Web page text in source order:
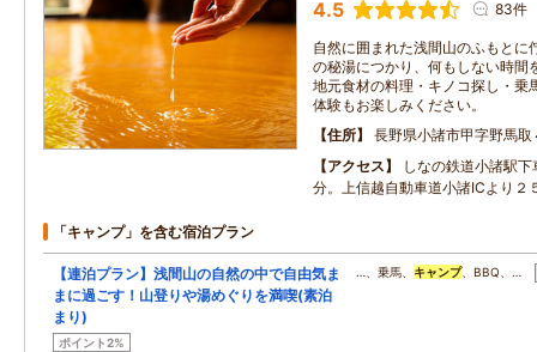
4.5 83件
自然に囲まれた浅間山のふもとに
の秘湯につかり、何もしない時間
地元食材の料理・キノコ探し・乗
体験もお楽しみください。
住所
長野県小諸市甲字野馬取
アクセス
しなの鉄道小諸駅
分。上信越自動車道小諸ICより２
「キャンプ」を含む宿泊プラン
【連泊プラン】浅間山の自然の中で自由気ま
まに過ごす！山登りや湯めぐりを満喫(素泊
まり)
ポイント2%
…、乗馬、 キャンプ、BBQ、…